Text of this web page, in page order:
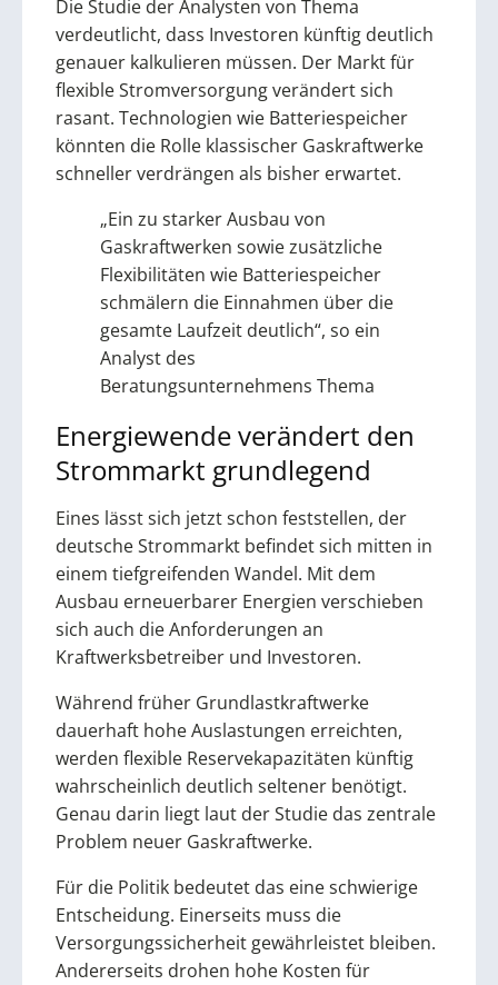
Die Studie der Analysten von Thema
verdeutlicht, dass Investoren künftig deutlich
genauer kalkulieren müssen. Der Markt für
flexible Stromversorgung verändert sich
rasant. Technologien wie Batteriespeicher
könnten die Rolle klassischer Gaskraftwerke
schneller verdrängen als bisher erwartet.
„Ein zu starker Ausbau von
Gaskraftwerken sowie zusätzliche
Flexibilitäten wie Batteriespeicher
schmälern die Einnahmen über die
gesamte Laufzeit deutlich“, so ein
Analyst des
Beratungsunternehmens Thema
Energiewende verändert den
Strommarkt grundlegend
Eines lässt sich jetzt schon feststellen, der
deutsche Strommarkt befindet sich mitten in
einem tiefgreifenden Wandel. Mit dem
Ausbau erneuerbarer Energien verschieben
sich auch die Anforderungen an
Kraftwerksbetreiber und Investoren.
Während früher Grundlastkraftwerke
dauerhaft hohe Auslastungen erreichten,
werden flexible Reservekapazitäten künftig
wahrscheinlich deutlich seltener benötigt.
Genau darin liegt laut der Studie das zentrale
Problem neuer Gaskraftwerke.
Für die Politik bedeutet das eine schwierige
Entscheidung. Einerseits muss die
Versorgungssicherheit gewährleistet bleiben.
Andererseits drohen hohe Kosten für